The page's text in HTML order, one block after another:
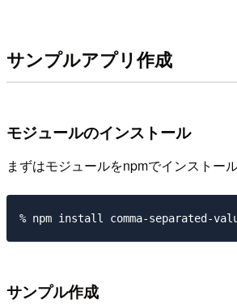
サンプルアプリ作成
モジュールのインストール
まずはモジュールをnpmでインストー
サンプル作成